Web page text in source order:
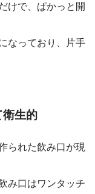
けで、ぱかっと開
なっており、片手
生的
られた飲み口が現
み口はワンタッチ